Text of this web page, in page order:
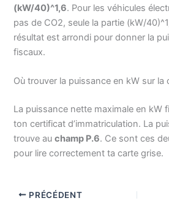
(kW/40)^1,6. Pour les véhicules
pas de CO2, seule la partie (kW/
résultat est arrondi pour donner la
fiscaux.
Où trouver la puissance en kW sur la
La puissance nette maximale en kW
ton certificat d’immatriculation. La
trouve auchamp P.6. Ce sont ces
pour lire correctement ta carte grise.
PRÉCÉDENT